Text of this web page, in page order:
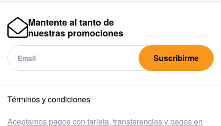
Mantente al tanto de
nuestras promociones
Suscribirme
Términos y condiciones
Aceptamos pagos con tarjeta, transferencias y pagos en